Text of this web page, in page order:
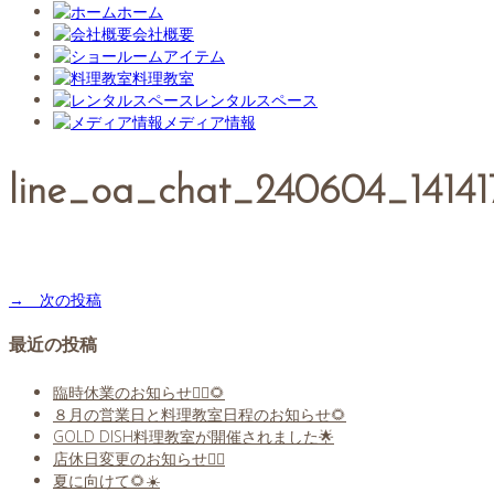
ホーム
会社概要
アイテム
料理教室
レンタルスペース
メディア情報
→ 次の投稿
最近の投稿
臨時休業のお知らせ🙇‍♀️🌻
８月の営業日と料理教室日程のお知らせ🌻
GOLD DISH料理教室が開催されました🌟
店休日変更のお知らせ🙇‍♀️
夏に向けて🌻☀️